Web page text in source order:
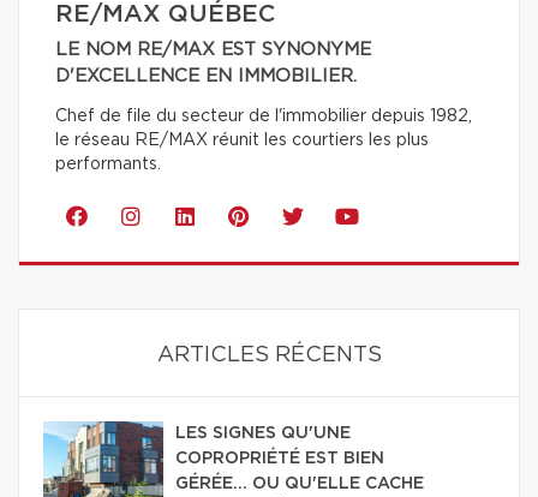
RE/MAX QUÉBEC
LE NOM RE/MAX EST SYNONYME
D'EXCELLENCE EN IMMOBILIER.
Chef de file du secteur de l'immobilier depuis 1982,
le réseau RE/MAX réunit les courtiers les plus
performants.
ARTICLES RÉCENTS
LES SIGNES QU'UNE
COPROPRIÉTÉ EST BIEN
GÉRÉE… OU QU'ELLE CACHE